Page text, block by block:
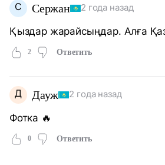
С Сержан 2 года назад
Қыздар жарайсыңдар. Алға
2 Ответить
Д Дауж 2 года назад
Фотка 🔥
0 Ответить